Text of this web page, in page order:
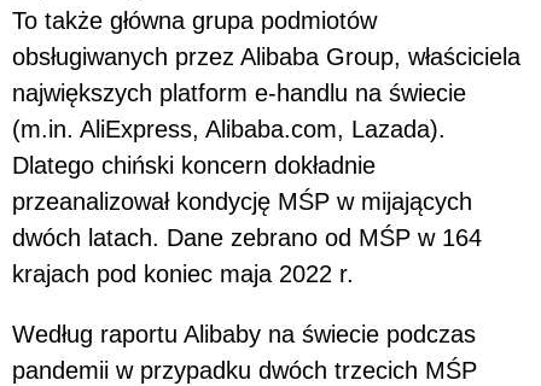
To także główna grupa podmiotów
obsługiwanych przez Alibaba Group, właściciela
największych platform e-handlu na świecie
(m.in. AliExpress, Alibaba.com, Lazada).
Dlatego chiński koncern dokładnie
przeanalizował kondycję MŚP w mijających
dwóch latach. Dane zebrano od MŚP w 164
krajach pod koniec maja 2022 r.
Według raportu Alibaby na świecie podczas
pandemii w przypadku dwóch trzecich MŚP